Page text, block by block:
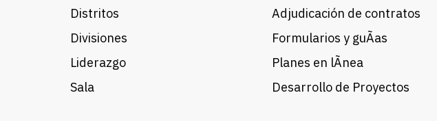
Distritos
Divisiones
Liderazgo
Sala
Adjudicación de contratos
Formularios y guÃ­as
Planes en lÃ­nea
Desarrollo de Proyectos